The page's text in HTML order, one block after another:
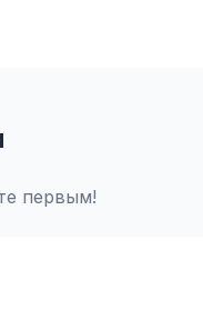
первым!